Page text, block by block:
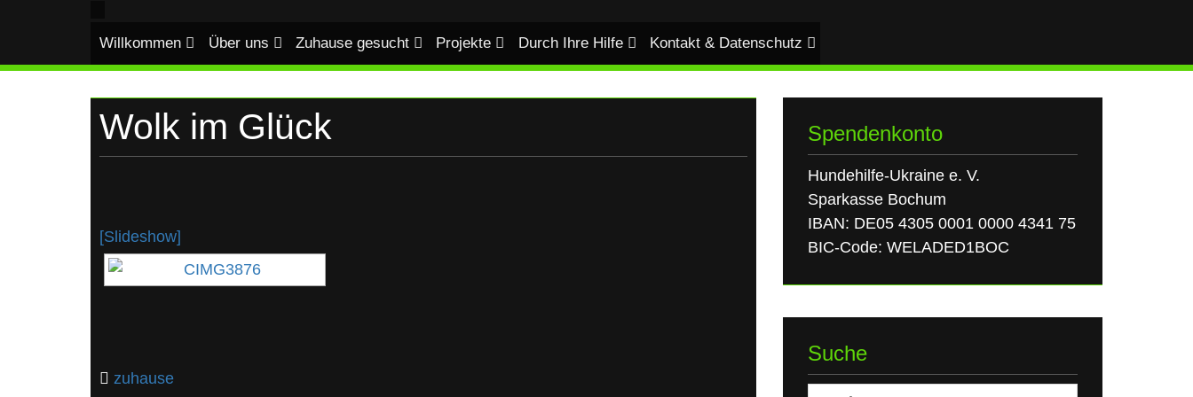
Willkommen Über uns Zuhause gesucht Projekte Durch Ihre Hilfe Kontakt & Datenschutz
Wolk im Glück
[Slideshow]
zuhause
Spendenkonto
Hundehilfe-Ukraine e. V.
Sparkasse Bochum
IBAN: DE05 4305 0001 0000 4341 75
BIC-Code: WELADED1BOC
Suche